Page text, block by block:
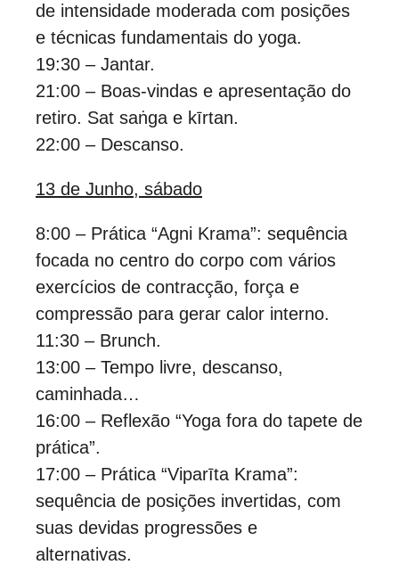
de intensidade moderada com posições
e técnicas fundamentais do yoga.
19:30 – Jantar.
21:00 – Boas-vindas e apresentação do
retiro. Sat saṅga e kīrtan.
22:00 – Descanso.
13 de Junho, sábado
8:00 – Prática “Agni Krama”: sequência
focada no centro do corpo com vários
exercícios de contracção, força e
compressão para gerar calor interno.
11:30 – Brunch.
13:00 – Tempo livre, descanso,
caminhada…
16:00 – Reflexão “Yoga fora do tapete de
prática”.
17:00 – Prática “Viparīta Krama”:
sequência de posições invertidas, com
suas devidas progressões e
alternativas.